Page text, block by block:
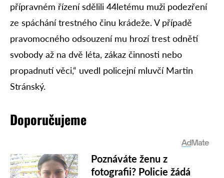
přípravném řízení sdělili 44letému muži podezření
ze spáchání trestného činu krádeže. V případě
pravomocného odsouzení mu hrozí trest odnětí
svobody až na dvě léta, zákaz činnosti nebo
propadnutí věci,“ uvedl policejní mluvčí Martin
Stránský.
Doporučujeme